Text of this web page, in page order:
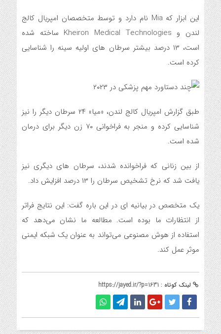
این ابزار که Mia نام دارد و توسط متخصصان امپریال کالج
لندن و Kheiron Medical Technologies ساخته شده
است، ۱۳ درصد بیشتر سرطان های اولیه سینه را شناسایی
کرده است.
طبق گزارش امپریال کالج لندن، «میا» ۲۴ سرطان دیگر را نیز
شناسایی کرده و منجر به فراخوانی ۷۰ زن دیگر برای درمان
شده است.
از بین زنانی که فراخوانده شدند، سرطان های دیگری نیز
یافت شد که نرخ تشخیص سرطان را ۱۳ درصد افزایش داد.
یک متخصص در بیانیه ای در این باره گفت: این نتایج فراتر
از انتظارات ما بوده است. مطالعه ما نشان می‌دهد که
استفاده از هوش مصنوعی می‌تواند به عنوان یک شبکه ایمنی
موثر عمل کند.
لینک کوتاه : https://jayed.ir/?p=1631